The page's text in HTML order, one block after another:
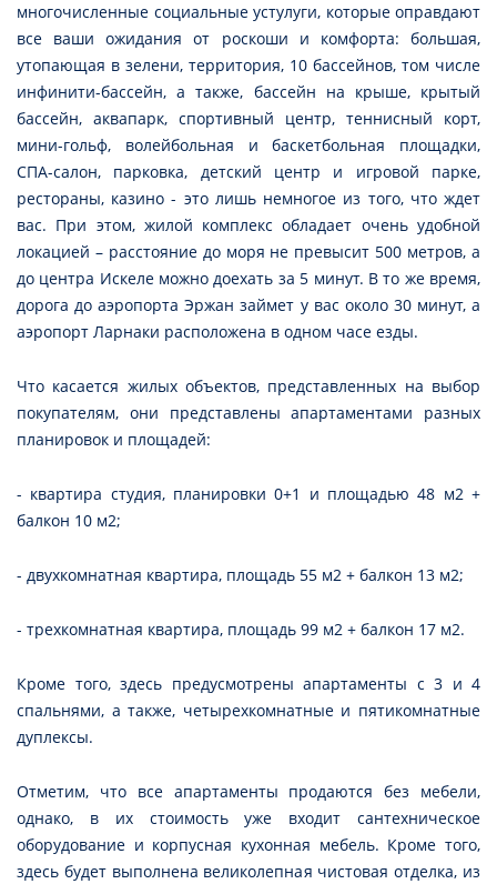
многочисленные социальные устулуги, которые оправдают
все ваши ожидания от роскоши и комфорта: большая,
утопающая в зелени, территория, 10 бассейнов, том числе
инфинити-бассейн, а также, бассейн на крыше, крытый
бассейн, аквапарк, спортивный центр, теннисный корт,
мини-гольф, волейбольная и баскетбольная площадки,
СПА-салон, парковка, детский центр и игровой парке,
рестораны, казино - это лишь немногое из того, что ждет
вас. При этом, жилой комплекс обладает очень удобной
локацией – расстояние до моря не превысит 500 метров, а
до центра Искеле можно доехать за 5 минут. В то же время,
дорога до аэропорта Эржан займет у вас около 30 минут, а
аэропорт Ларнаки расположена в одном часе езды.
Что касается жилых объектов, представленных на выбор
покупателям, они представлены апартаментами разных
планировок и площадей:
- квартира студия, планировки 0+1 и площадью 48 м2 +
балкон 10 м2;
- двухкомнатная квартира, площадь 55 м2 + балкон 13 м2;
- трехкомнатная квартира, площадь 99 м2 + балкон 17 м2.
Кроме того, здесь предусмотрены апартаменты с 3 и 4
спальнями, а также, четырехкомнатные и пятикомнатные
дуплексы.
Отметим, что все апартаменты продаются без мебели,
однако, в их стоимость уже входит сантехническое
оборудование и корпусная кухонная мебель. Кроме того,
здесь будет выполнена великолепная чистовая отделка, из